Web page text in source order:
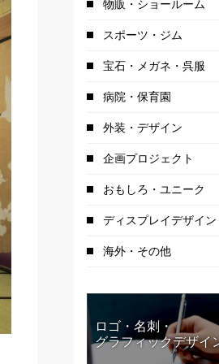
物販・ショールーム
スポーツ・ジム
宝石・メガネ・呉服
病院・保育園
外装・デザイン
企画プロジェクト
おもしろ・ユニーク
ディスプレイデザイン
海外・その他
ロゴ・名刺・
グラフィックデザイ